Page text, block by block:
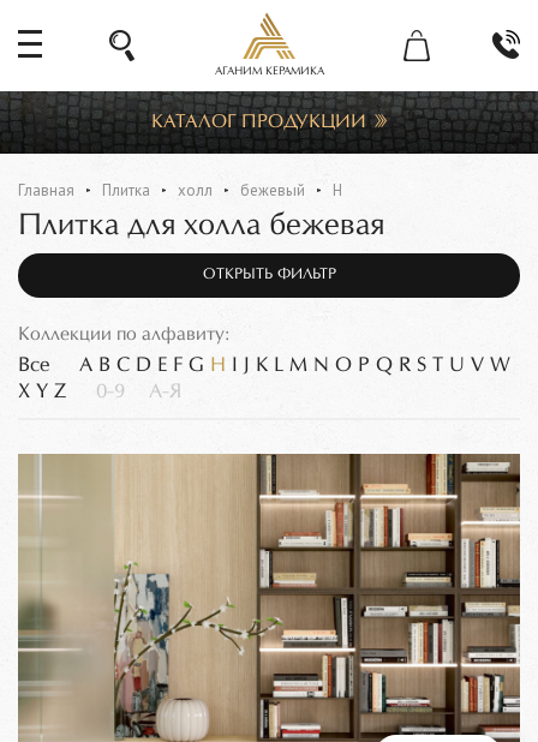
АГАНИМ КЕРАМИКА
КАТАЛОГ ПРОДУКЦИИ
Главная Плитка холл бежевый H
Плитка для холла бежевая
ОТКРЫТЬ ФИЛЬТР
Коллекции по алфавиту:
Все A B C D E F G H J K L M N O P Q R S T U V W
X Y Z 0-9 А-Я